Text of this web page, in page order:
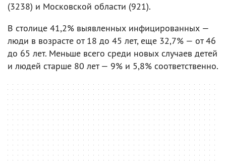
(3238) и Московской области (921).
В столице 41,2% выявленных инфицированных —
люди в возрасте от 18 до 45 лет, еще 32,7% — от 46
до 65 лет. Меньше всего среди новых случаев детей
и людей старше 80 лет — 9% и 5,8% соответственно.